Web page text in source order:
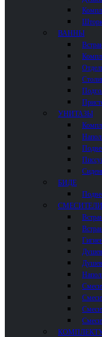
ВАННЫ
УНИТАЗЫ
БИДЕ
СМЕСИТЕЛИ